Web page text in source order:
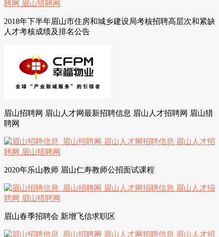
2018年下半年眉山市住房和城乡建设局考核招聘高层次和紧缺
人才考核成绩及排名公告
眉山招聘网 眉山人才网最新招聘信息 眉山人才招聘网 眉山猎
聘网
2020年乐山教师 眉山仁寿教师公招面试课程
眉山春季招聘会 新增飞信求职区